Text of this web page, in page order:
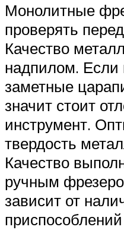
Монолитные
проверять
Качество
надпилом. Если
заметные
значит стоит
инструмент.
твердость
Качество
ручным
зависит от